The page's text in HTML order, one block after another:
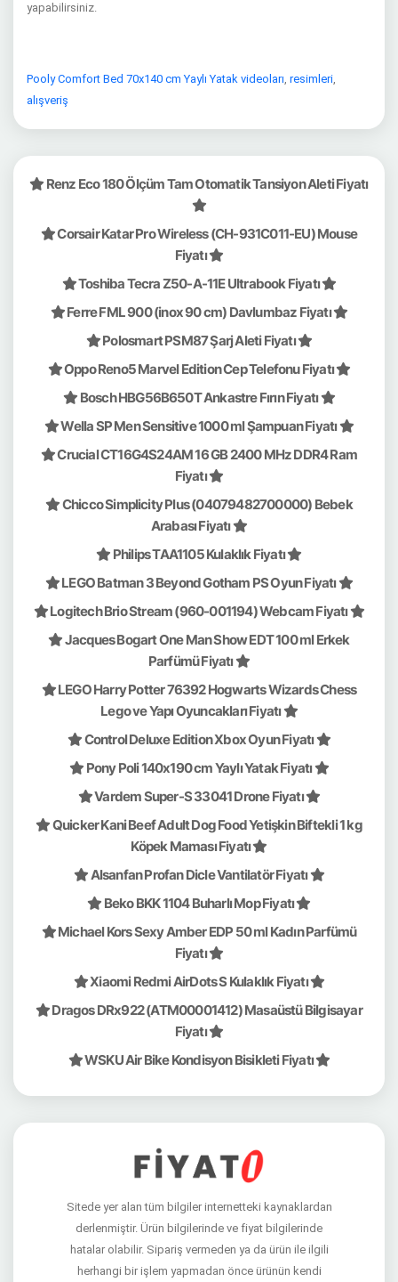
yapabilirsiniz.
Pooly Comfort Bed 70x140 cm Yaylı Yatak videoları, resimleri,
alışveriş
Renz Eco 180 Ölçüm Tam Otomatik Tansiyon Aleti Fiyatı
Corsair Katar Pro Wireless (CH-931C011-EU) Mouse
Fiyatı
Toshiba Tecra Z50-A-11E Ultrabook Fiyatı
Ferre FML 900 (inox 90 cm) Davlumbaz Fiyatı
Polosmart PSM87 Şarj Aleti Fiyatı
Oppo Reno5 Marvel Edition Cep Telefonu Fiyatı
Bosch HBG56B650T Ankastre Fırın Fiyatı
Wella SP Men Sensitive 1000 ml Şampuan Fiyatı
Crucial CT16G4S24AM 16 GB 2400 MHz DDR4 Ram
Fiyatı
Chicco Simplicity Plus (04079482700000) Bebek
Arabası Fiyatı
Philips TAA1105 Kulaklık Fiyatı
LEGO Batman 3 Beyond Gotham PS Oyun Fiyatı
Logitech Brio Stream (960-001194) Webcam Fiyatı
Jacques Bogart One Man Show EDT 100 ml Erkek
Parfümü Fiyatı
LEGO Harry Potter 76392 Hogwarts Wizards Chess
Lego ve Yapı Oyuncakları Fiyatı
Control Deluxe Edition Xbox Oyun Fiyatı
Pony Poli 140x190 cm Yaylı Yatak Fiyatı
Vardem Super-S 33041 Drone Fiyatı
Quicker Kani Beef Adult Dog Food Yetişkin Biftekli 1 kg
Köpek Maması Fiyatı
Alsanfan Profan Dicle Vantilatör Fiyatı
Beko BKK 1104 Buharlı Mop Fiyatı
Michael Kors Sexy Amber EDP 50 ml Kadın Parfümü
Fiyatı
Xiaomi Redmi AirDots S Kulaklık Fiyatı
Dragos DRx922 (ATM00001412) Masaüstü Bilgisayar
Fiyatı
WSKU Air Bike Kondisyon Bisikleti Fiyatı
Sitede yer alan tüm bilgiler internetteki kaynaklardan
derlenmiştir. Ürün bilgilerinde ve fiyat bilgilerinde
hatalar olabilir. Sipariş vermeden ya da ürün ile ilgili
herhangi bir işlem yapmadan önce ürünün kendi